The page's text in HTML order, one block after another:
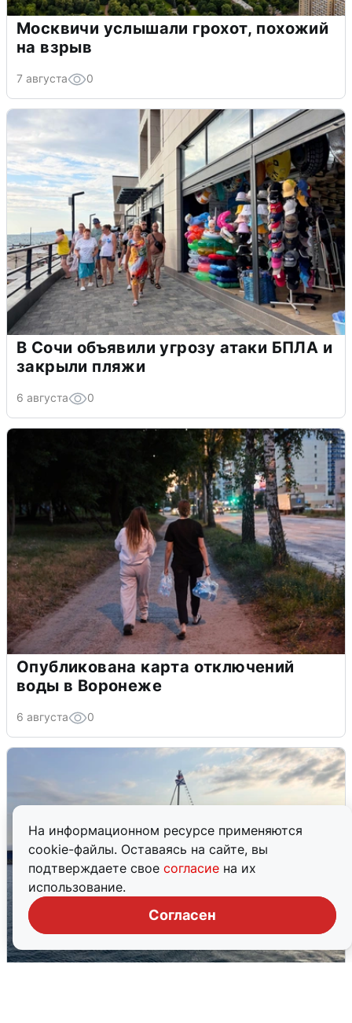
На информационном ресурсе применяются
cookie-файлы. Оставаясь на сайте, вы
подтверждаете свое согласие на их
использование.
Согласен
Москвичи услышали грохот, похожий
на взрыв
7 августа 0
В Сочи объявили угрозу атаки БПЛА и
закрыли пляжи
6 августа 0
Опубликована карта отключений
воды в Воронеже
6 августа 0